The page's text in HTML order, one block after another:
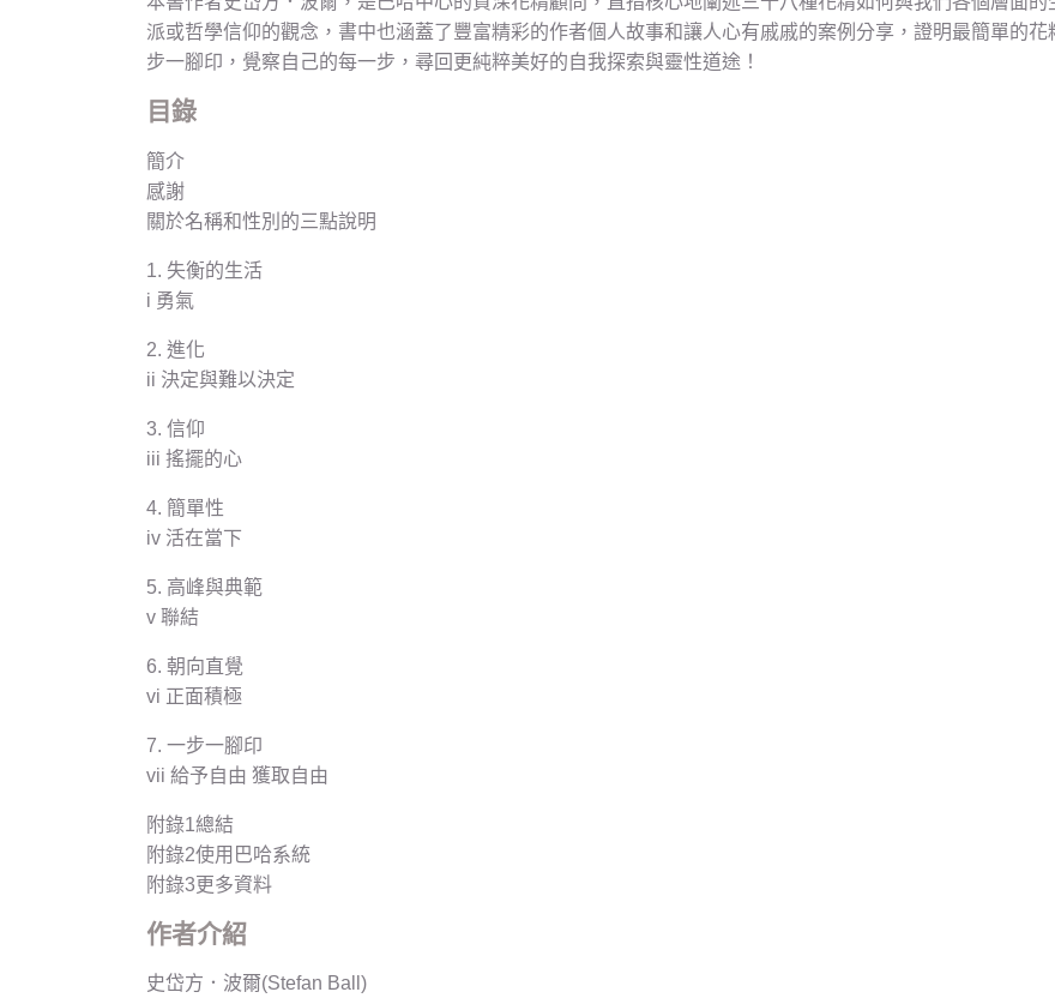
派或哲學信仰的觀念，書中也涵蓋了豐富精彩的作者個人故事和讓人心有戚戚的案例分享，證明最簡單的
步一腳印，覺察自己的每一步，尋回更純粹美好的自我探索與靈性道途！
目錄
簡介
感謝
關於名稱和性別的三點說明
1. 失衡的生活
i 勇氣
2. 進化
ii 決定與難以決定
3. 信仰
iii 搖擺的心
4. 簡單性
iv 活在當下
5. 高峰與典範
v 聯結
6. 朝向直覺
vi 正面積極
7. 一步一腳印
vii 給予自由 獲取自由
附錄1總結
附錄2使用巴哈系統
附錄3更多資料
作者介紹
史岱方．波爾(Stefan Ball)